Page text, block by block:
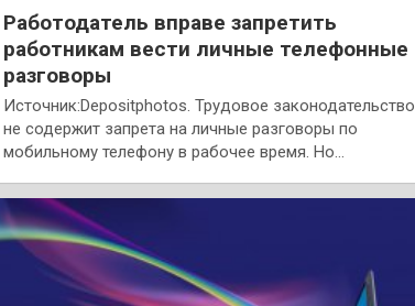
Работодатель вправе запретить
работникам вести личные телефонные
разговоры
Источник:Depositphotos. Трудовое законодательство
не содержит запрета на личные разговоры по
мобильному телефону в рабочее время. Но…